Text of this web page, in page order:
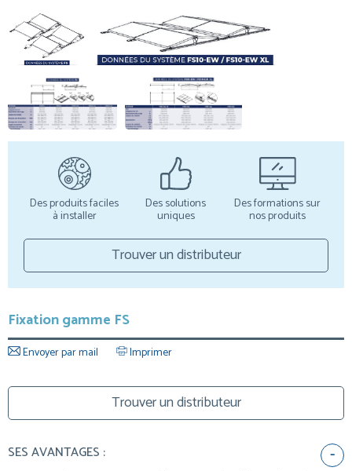
Des produits faciles
à installer
Des solutions
uniques
Des formations sur
nos produits
Trouver un distributeur
Fixation gamme FS
Envoyer par mail Imprimer
Trouver un distributeur
SES AVANTAGES :